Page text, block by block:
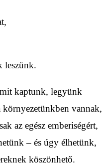
leszünk.
kaptunk, legyünk
környezetünkben vannak,
az egész emberiségért,
– és úgy élhetünk,
köszönhető.